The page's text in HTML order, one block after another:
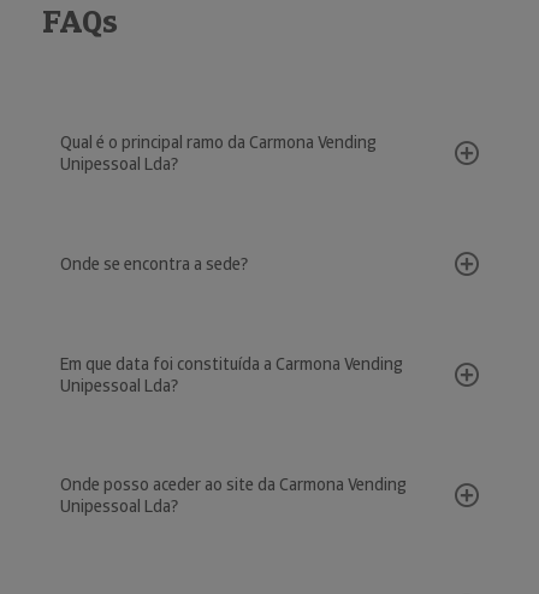
FAQs
Qual é o principal ramo da Carmona Vending
Unipessoal Lda?
Onde se encontra a sede?
Em que data foi constituída a Carmona Vending
Unipessoal Lda?
Onde posso aceder ao site da Carmona Vending
Unipessoal Lda?